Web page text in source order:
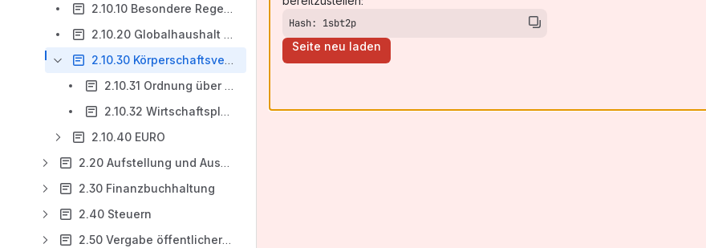
2.10.10 Besondere Regelungen [Inhalt an anderer Stelle]
2.10.20 Globalhaushalt [Inhalt an anderer Stelle]
2.10.30 Körperschaftsvermögen der Technischen Universität Clausthal
2.10.31 Ordnung über die Bildung eines Körperschaftsvermögens der Technischen Universität Clausthal
2.10.32 Wirtschaftsplan des Körperschaftsvermögens
2.10.40 EURO
2.20 Aufstellung und Ausführung des Wirtschaftsplanes
2.30 Finanzbuchhaltung
2.40 Steuern
2.50 Vergabe öffentlicher Aufträge
Hash: 1sbt2p
Seite neu laden